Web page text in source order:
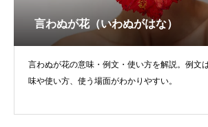
言わぬが花（いわぬがはな）
言わぬが花の意味・例文・使い方を解説。例文
味や使い方、使う場面がわかりやすい。